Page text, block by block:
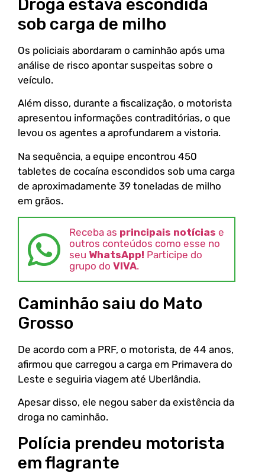
Droga estava escondida
sob carga de milho
Os policiais abordaram o caminhão após uma
análise de risco apontar suspeitas sobre o
veículo.
Além disso, durante a fiscalização, o motorista
apresentou informações contraditórias, o que
levou os agentes a aprofundarem a vistoria.
Na sequência, a equipe encontrou 450
tabletes de cocaína escondidos sob uma carga
de aproximadamente 39 toneladas de milho
em grãos.
Receba as principais notícias e
outros conteúdos como esse no
seu WhatsApp! Participe do
grupo do VIVA.
Caminhão saiu do Mato
Grosso
De acordo com a PRF, o motorista, de 44 anos,
afirmou que carregou a carga em Primavera do
Leste e seguiria viagem até Uberlândia.
Apesar disso, ele negou saber da existência da
droga no caminhão.
Polícia prendeu motorista
em flagrante